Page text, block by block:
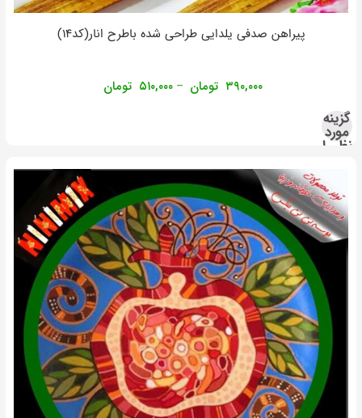
پیراهن صدفی یلدایی طراحی شده باطرح انار(کد۱۴)
۳۹۰,۰۰۰ تومان – ۵۱۰,۰۰۰ تومان
گزینه
مورد
نظر را